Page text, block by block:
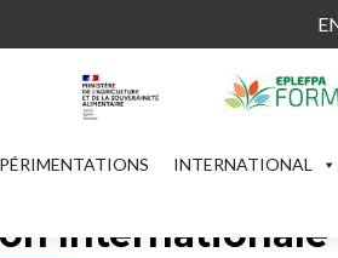
INTERNATIONAL
Internationale